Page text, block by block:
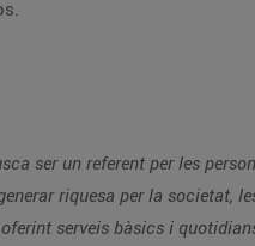
ser un referent per les
riquesa per la societat,
serveis bàsics i